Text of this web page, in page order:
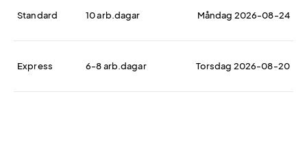
Standard 10 arb.dagar Måndag 2026-08-24
Express 6-8 arb.dagar Torsdag 2026-08-20